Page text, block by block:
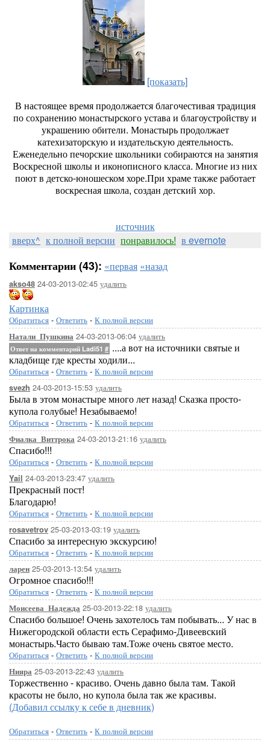
[показать]
В настоящее время продолжается благочестивая традиция
по сохранению монастырского устава и благоустройству и
украшению обители. Монастырь продолжает
катехизаторскую и издательскую деятельность.
Еженедельно печорские школьники собираются на занятия
Воскресной школы и иконописного класса. Многие из них
поют в детско-юношеском хоре.При храме также работает
воскресная школа, создан детский хор.
источник
вверх^ к полной версии понравилось! в evernote
Комментарии (43): «первая «назад
akso48 24-03-2013-02:45 удалить
Картинка
Обратиться - Ответить - К полной версии
Натали_Пушкина 24-03-2013-06:04 удалить
Ответ на комментарий Ladi51 # ....а вот на источники святые и
кладбище где кресты ходили...
Обратиться - Ответить - К полной версии
svezh 24-03-2013-15:53 удалить
Была в этом монастыре много лет назад! Сказка просто-
купола голубые! Незабываемо!
Обратиться - Ответить - К полной версии
Фиалка_Виттрока 24-03-2013-21:16 удалить
Спасибо!!!
Обратиться - Ответить - К полной версии
Yail 24-03-2013-23:47 удалить
Прекрасный пост!
Благодарю!
Обратиться - Ответить - К полной версии
rosavetrov 25-03-2013-03:19 удалить
Спасибо за интересную экскурсию!
Обратиться - Ответить - К полной версии
ларен 25-03-2013-13:54 удалить
Огромное спасибо!!!
Обратиться - Ответить - К полной версии
Моисеева_Надежда 25-03-2013-22:18 удалить
Спасибо большое! Очень захотелось там побывать... У нас в
Нижегородской области есть Серафимо-Дивеевский
монастырь.Часто бываю там.Тоже очень святое место.
Обратиться - Ответить - К полной версии
Нияра 25-03-2013-22:43 удалить
Торжественно - красиво. Очень давно была там. Такой
красоты не было, но купола была так же красивы.
(Добавил ссылку к себе в дневник)
Обратиться - Ответить - К полной версии